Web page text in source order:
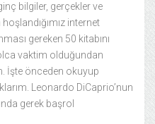
bilgiler, gerçekler ve
internet
gereken 50 kitabını
vaktim olduğundan
İşte önceden okuyup
Leonardo DiCaprio’nun
gerek başrol